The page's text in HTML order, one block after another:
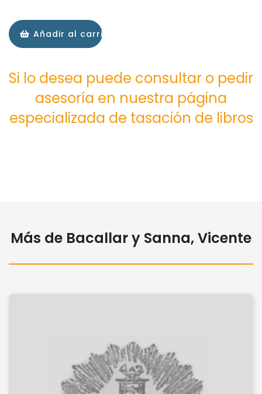
Añadir al carrito
Si lo desea puede consultar o pedir
asesoría en nuestra página
especializada de tasación de libros
Más de Bacallar y Sanna, Vicente